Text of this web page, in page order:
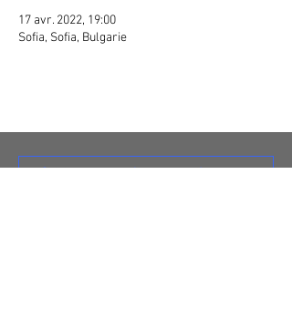
17 avr. 2022, 19:00
Sofia, Sofia, Bulgarie